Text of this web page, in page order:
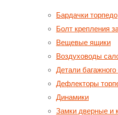
Бардачки торпедо
Болт крепления
Вещевые ящики
Воздуховоды
Детали
Дефлекторы
Динамики
Замки дверные и